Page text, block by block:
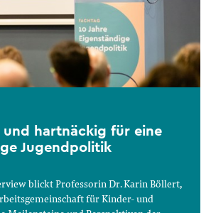
und hartnäckig für eine
Jugendpolitik
blickt Professorin Dr. Karin Böllert,
für Kinder- und